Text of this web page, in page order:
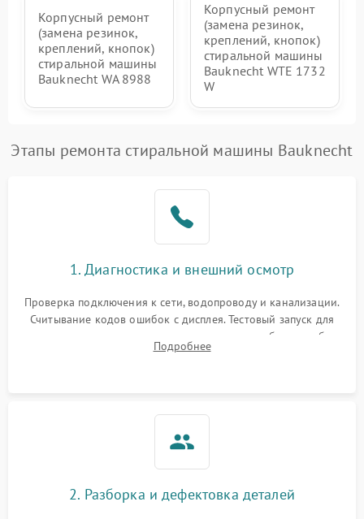
Корпусный ремонт
(замена резинок,
креплений, кнопок)
стиральной машины
Bauknecht WA 8988
Корпусный ремонт
(замена резинок,
креплений, кнопок)
стиральной машины
Bauknecht WTE 1732
W
Этапы ремонта стиральной машины Bauknecht
1. Диагностика и внешний осмотр
Проверка подключения к сети, водопроводу и канализации.
Считывание кодов ошибок с дисплея. Тестовый запуск для
выявления посторонних шумов, протечек или сбоев в работе
электронного модуля управления.
Подробнее
2. Разборка и дефектовка деталей